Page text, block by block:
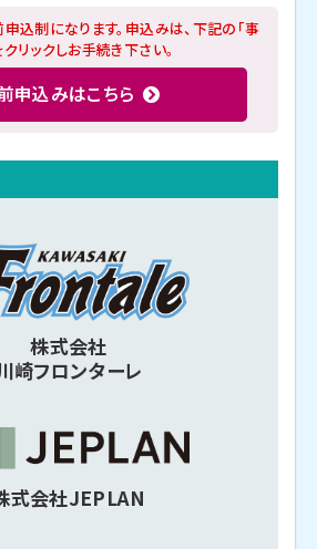
込制になります。申込みは、下記の「事
リックしお手続き下さい。
申込みはこちら
株式会社
崎フロンターレ
式会社JEPLAN